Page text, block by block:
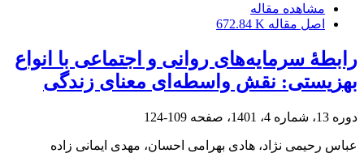
مشاهده مقاله
اصل مقاله 672.84 K
رابطۀ سرمایه‌های روانی و اجتماعی با انواع
بهزیستی: نقش واسطه‌ای معنای زندگی
دوره 13، شماره 4، 1401، صفحه 109-124
عباس رحیمی نژاد، هادی بهرامی احسان، مهدی ایمانی زاده